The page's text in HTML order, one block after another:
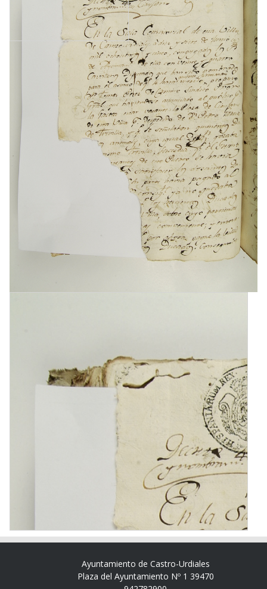
Ayuntamiento de Castro-Urdiales
Plaza del Ayuntamiento Nº 1 39470